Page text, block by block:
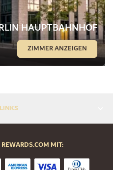
HAUPTBAHNHOF
ZIMMER ANZEIGEN
MIT: